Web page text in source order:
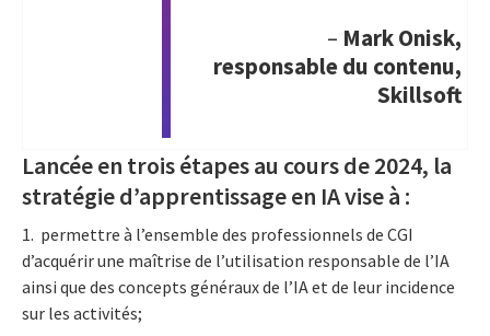
– Mark Onisk,
responsable du contenu,
Skillsoft
Lancée en trois étapes au cours de 2024, la
stratégie d’apprentissage en IA vise à :
1. permettre à l’ensemble des professionnels de CGI
d’acquérir une maîtrise de l’utilisation responsable de l’IA
ainsi que des concepts généraux de l’IA et de leur incidence
sur les activités;